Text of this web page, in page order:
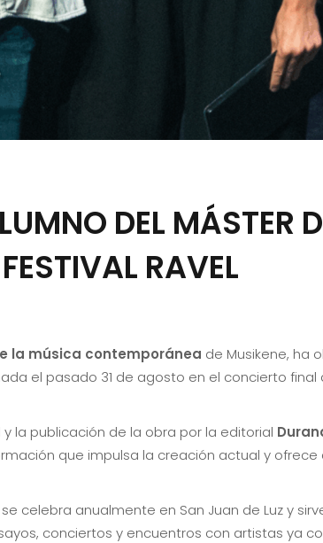
DEL MÁSTER
RAVEL
la música contemporánea de Musikene, ha
el pasado 31 de agosto en el concierto
la publicación de la obra por la editorial
que impulsa la creación actual y ofrece
celebra anualmente en San Juan de Luz y
conciertos y encuentros con artistas ya